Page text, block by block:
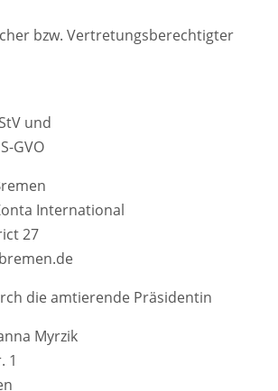
bzw. Vertretungsberechtigter
und
GVO
International
27
die amtierende Präsidentin
Myrzik
1